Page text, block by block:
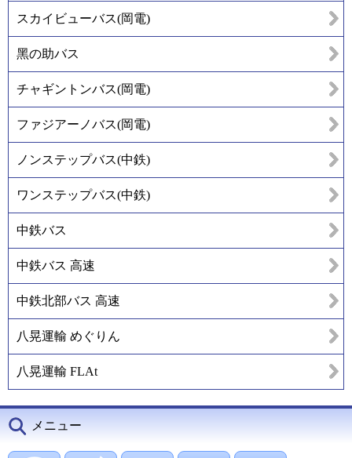
スカイビューバス(岡電)
黑の助バス
チャギントンバス(岡電)
ファジアーノバス(岡電)
ノンステップバス(中鉄)
ワンステップバス(中鉄)
中鉄バス
中鉄バス 高速
中鉄北部バス 高速
八晃運輸 めぐりん
八晃運輸 FLAt
メニュー